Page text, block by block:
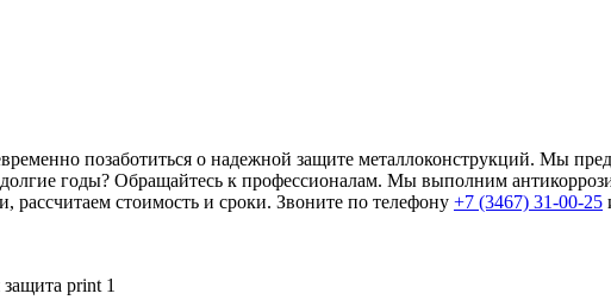
позаботиться о надежной защите металлоконструкций. Мы
долгие годы? Обращайтесь к профессионалам. Мы выполним
стоимость и сроки. Звоните по телефону +7 (3467) 31-00-25